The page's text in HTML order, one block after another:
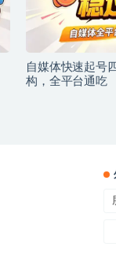
自媒体快速起号
构，全平台通吃